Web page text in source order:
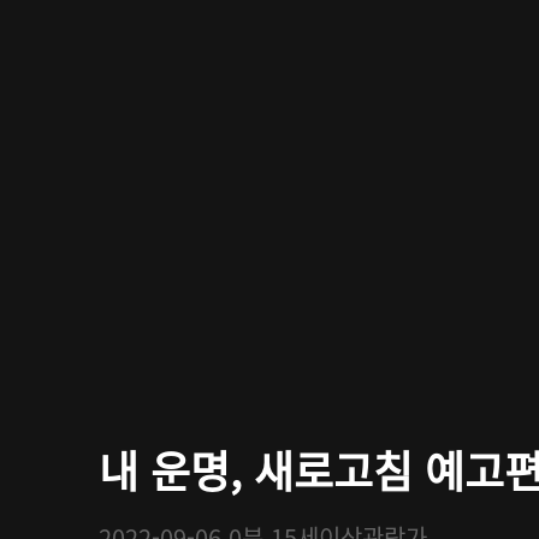
내 운명, 새로고침 예고